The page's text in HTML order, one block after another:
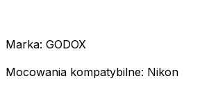
Marka: GODOX
Mocowania kompatybilne: Nikon